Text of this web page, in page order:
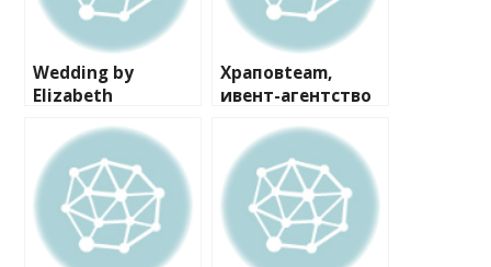
Wedding by
Elizabeth
Храповteam,
ивент-агентство